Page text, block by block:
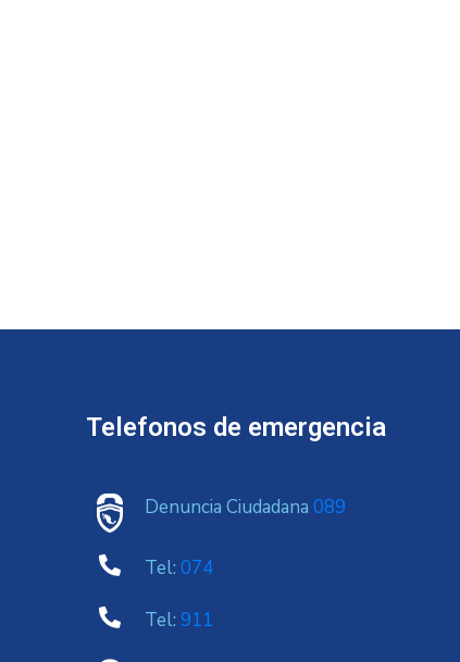
Telefonos de emergencia
Denuncia Ciudadana 089
Tel: 074
Tel: 911